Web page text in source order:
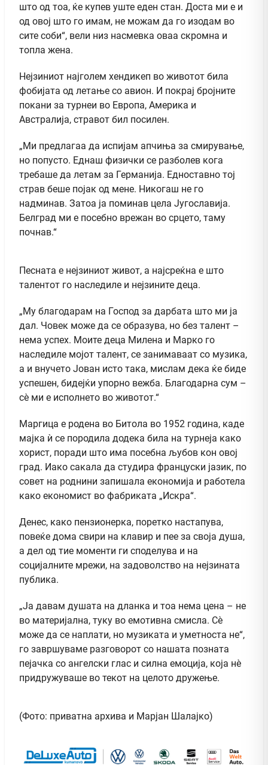
што од тоа, ќе купев уште еден стан. Доста ми е и
од овој што го имам, не можам да го изодам во
сите соби“, вели низ насмевка оваа скромна и
топла жена.
Нејзиниот најголем хендикеп во животот била
фобијата од летање со авион. И покрај бројните
покани за турнеи во Европа, Америка и
Австралија, стравот бил посилен.
„Ми предлагаа да испијам апчиња за смирување,
но попусто. Еднаш физички се разболев кога
требаше да летам за Германија. Едноставно тој
страв беше појак од мене. Никогаш не го
надминав. Затоа ја поминав цела Југославија.
Белград ми е посебно врежан во срцето, таму
почнав.“
Песната е нејзиниот живот, а најсреќна е што
талентот го наследиле и нејзините деца.
„Му благодарам на Господ за дарбата што ми ја
дал. Човек може да се образува, но без талент –
нема успех. Моите деца Милена и Марко го
наследиле мојот талент, се занимаваат со музика,
а и внучето Јован исто така, мислам дека ќе биде
успешен, бидејќи упорно вежба. Благодарна сум –
сè ми е исполнето во животот.“
Маргица е родена во Битола во 1952 година, каде
мајка ѝ се породила додека била на турнеја како
хорист, поради што има посебна љубов кон овој
град. Иако сакала да студира француски јазик, по
совет на роднини запишала економија и работела
како економист во фабриката „Искра“.
Денес, како пензионерка, поретко настапува,
повеќе дома свири на клавир и пее за своја душа,
а дел од тие моменти ги споделува и на
социјалните мрежи, на задоволство на нејзината
публика.
„Ја давам душата на дланка и тоа нема цена – не
во материјална, туку во емотивна смисла. Сè
може да се наплати, но музиката и уметноста не“,
го завршуваме разговорот со нашата позната
пејачка со ангелски глас и силна емоција, која нè
придружуваше во текот на целото дружење.
(Фото: приватна архива и Марјан Шалајко)